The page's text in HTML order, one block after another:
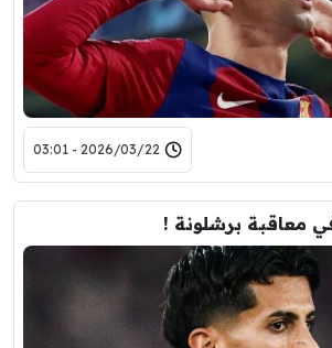
2026/03/22 - 03:01
معاقبة برشلونة !